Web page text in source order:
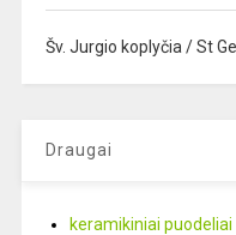
Šv. Jurgio koplyčia / St
Draugai
keramikiniai puodeliai